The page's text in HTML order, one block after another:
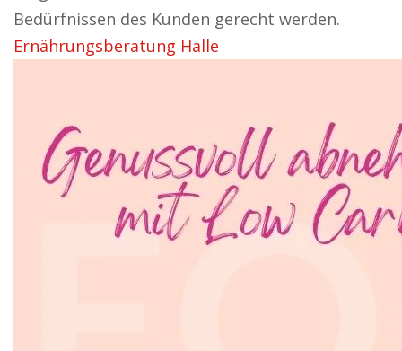
Bedürfnissen des Kunden gerecht werden.
Ernährungsberatung Halle